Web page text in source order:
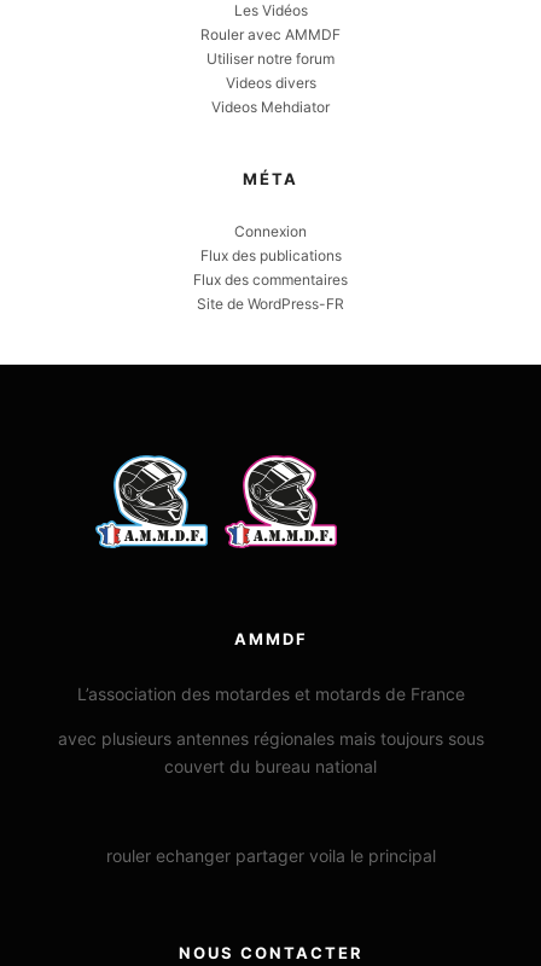
Les Vidéos
Rouler avec AMMDF
Utiliser notre forum
Videos divers
Videos Mehdiator
MÉTA
Connexion
Flux des publications
Flux des commentaires
Site de WordPress-FR
AMMDF
L’association des motardes et motards de France
avec plusieurs antennes régionales mais toujours sous
couvert du bureau national
rouler echanger partager voila le principal
NOUS CONTACTER